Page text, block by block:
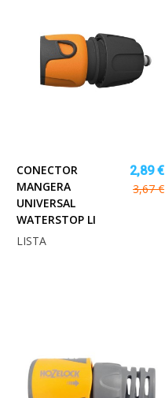
CONECTOR
MANGERA
UNIVERSAL
WATERSTOP LI
2,89 €
3,67 €
LISTA